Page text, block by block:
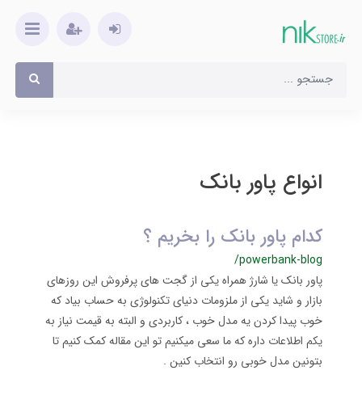
انواع پاور بانک
کدام پاور بانک را بخریم ؟
/powerbank-blog
پاور بانک یا شارژ همراه یکی از گجت های پرفروش این روزهای
بازار و شاید یکی از ملزومات دنیای تکنولوژی به حساب بیاد که
خوب پیدا کردن یه مدل خوب ، کاربردی و البته به قیمت نیاز به
یکم اطلاعات داره که ما سعی میکنیم تو این مقاله کمک کنیم تا
بتونین مدل خوبی رو انتخاب کنین .